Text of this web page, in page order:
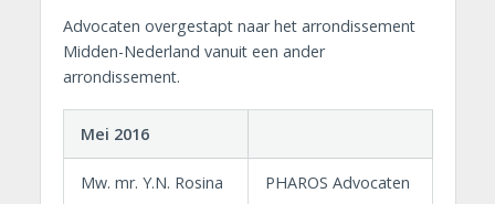
Advocaten overgestapt naar het arrondissement
Midden-Nederland vanuit een ander
arrondissement.
Mei 2016
Mw. mr. Y.N. Rosina PHAROS Advocaten